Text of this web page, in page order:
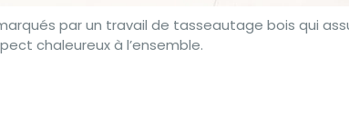
par un travail de tasseautage bois qui
chaleureux à l’ensemble.